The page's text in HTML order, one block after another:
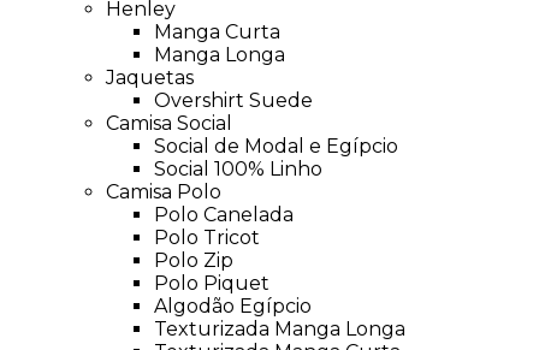
Henley
Manga Curta
Manga Longa
Jaquetas
Overshirt Suede
Camisa Social
Social de Modal e Egípcio
Social 100% Linho
Camisa Polo
Polo Canelada
Polo Tricot
Polo Zip
Polo Piquet
Algodão Egípcio
Texturizada Manga Longa